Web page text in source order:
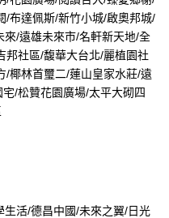
/布達佩斯/新竹小城/啟奧邦城/
/遠雄未來市/名軒新天地/全
邦社區/馥華大台北/麗植園社
/椰林首璽二/蓮山皇家水莊/遠
/松贊花園廣場/太平大砌四
活/德昌中國/未來之翼/日光